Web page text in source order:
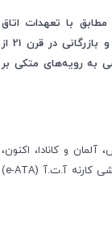
با تعهدات اتاق
سازی تجارت و بازرگانی در قرن 21 از
رویه‌های متکی بر
و کانادا، اکنون،
کارنه آ.ت.آ (e-ATA
)